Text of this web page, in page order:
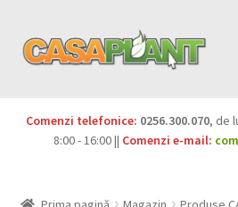
Pesticide
Comenzi telefonice: 0256.300.070, de
8:00 - 16:00 || Comenzi e-mail: